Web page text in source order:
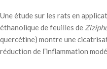
Une étude sur les rats en
éthanolique de feuilles de
quercétine) montre une
réduction de l’inflammation